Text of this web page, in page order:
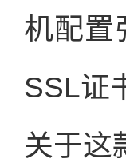
机配置
SSL证
关于这